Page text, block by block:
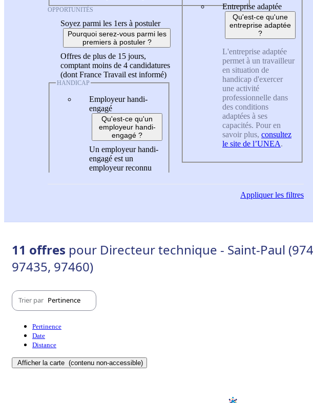
OPPORTUNITÉS
Soyez parmi les 1ers à postuler
Pourquoi serez-vous parmi les
premiers à postuler ?
Offres de plus de 15 jours,
comptant moins de 4 candidatures
(dont France Travail est informé)
HANDICAP
Employeur handi-
engagé
Qu'est-ce qu'un
employeur handi-
engagé ?
Un employeur handi-
engagé est un
employeur reconnu
Entreprise adaptée
Qu'est-ce qu'une
entreprise adaptée
?
L'entreprise adaptée
permet à un travailleur
en situation de
handicap d'exercer
une activité
professionnelle dans
des conditions
adaptées à ses
capacités. Pour en
savoir plus, consultez
le site de l’UNEA.
Appliquerles filtres
11 offres pour Directeur technique - Saint-Paul
97435, 97460)
Trier par Pertinence
Pertinence
Date
Distance
Afficher la carte (contenu non-accessible)